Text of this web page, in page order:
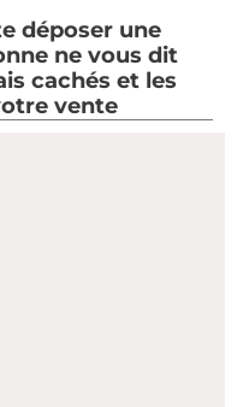
déposer une
ne vous dit
cachés et les
vente